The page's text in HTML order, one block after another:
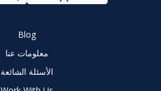
Blog
معلومات عنا
الأسئلة الشائعة